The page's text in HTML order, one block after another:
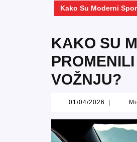
Kako Su Moderni
KAKO SU
VOŽNJU?
01/04/2026 01/04/